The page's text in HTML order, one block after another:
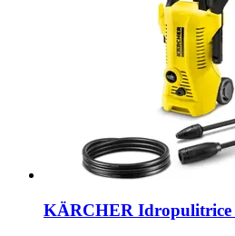
KÄRCHER Idropulitrice